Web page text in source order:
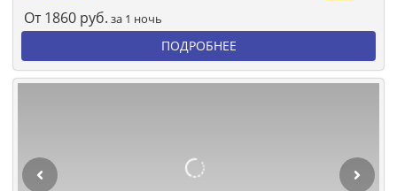
От 1860 руб. за 1 ночь
ПОДРОБНЕЕ